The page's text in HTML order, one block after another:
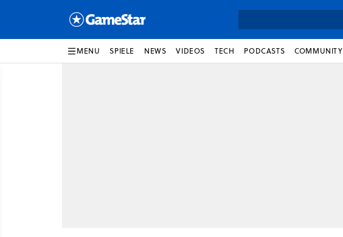
MENU SPIELE NEWS VIDEOS TECH PODCASTS COMMUNITY